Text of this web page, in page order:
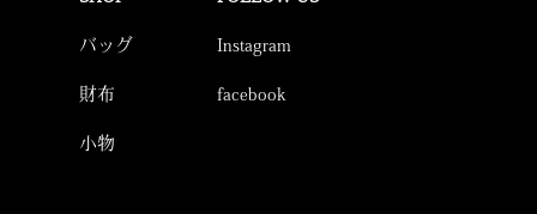
バッグ
財布
小物
Instagram
facebook